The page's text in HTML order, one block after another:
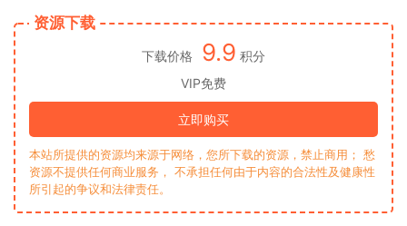
资源下载
下载价格 9.9 积分
VIP免费
立即购买
本站所提供的资源均来源于网络，您所下载的资源，禁止商用； 愁
资源不提供任何商业服务， 不承担任何由于内容的合法性及健康性
所引起的争议和法律责任。